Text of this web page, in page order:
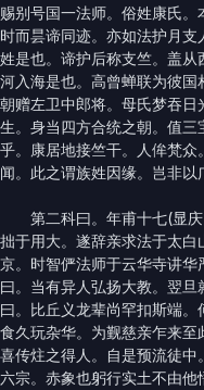
赐别号国一法师。俗姓康氏
时而昙谛同迹。亦如法护月
姓是也。谛护后称支竺。盖
河入海是也。高曾蝉联为彼
朝赠左卫中郎将。母氏梦吞
生。身当四方合统之朝。值
乎。康居地接竺干。人侔梵
闻。此之谓族姓因缘。岂非以
第二科曰。年甫十七(显庆
拙于用大。遂辞亲求法于太白
京。时智俨法师于云华寺讲
曰。当有异人弘扬大教。翌
曰。比丘义龙辈尚罕扣斯端
食久玩杂华。为觐慈亲乍来
喜传炷之得人。自是预流徒
六宗。赤象也躬行实土不由